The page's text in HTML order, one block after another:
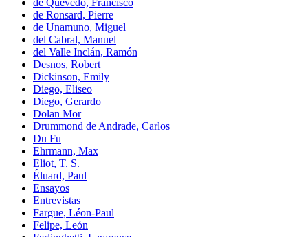
de Ronsard, Pierre
de Unamuno, Miguel
del Cabral, Manuel
del Valle Inclán, Ramón
Desnos, Robert
Dickinson, Emily
Diego, Eliseo
Diego, Gerardo
Dolan Mor
Drummond de Andrade, Carlos
Du Fu
Ehrmann, Max
Eliot, T. S.
Éluard, Paul
Ensayos
Entrevistas
Fargue, Léon-Paul
Felipe, León